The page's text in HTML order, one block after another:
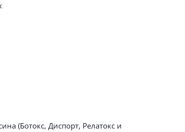
(Ботокс, Диспорт, Релатокс и